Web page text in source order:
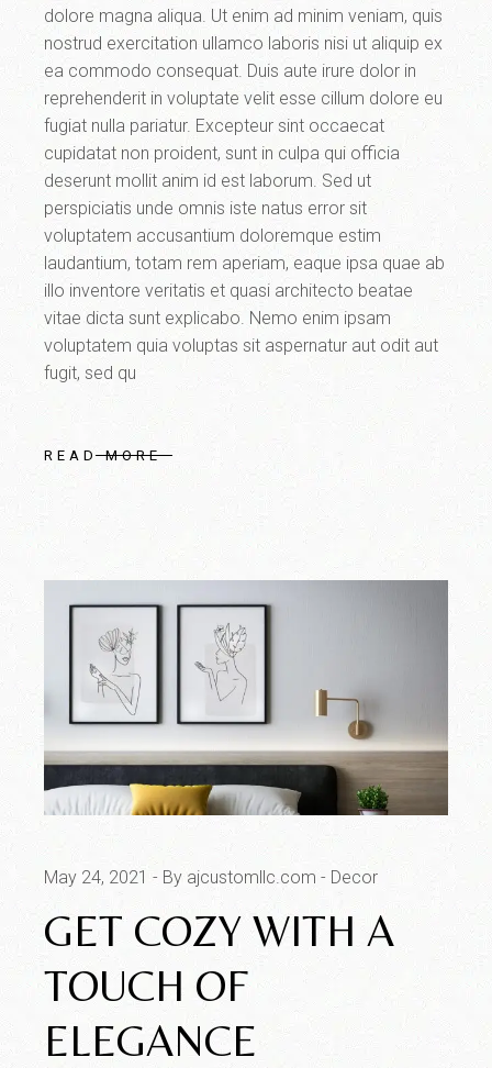
dolore magna aliqua. Ut enim ad minim veniam, quis
nostrud exercitation ullamco laboris nisi ut aliquip ex
ea commodo consequat. Duis aute irure dolor in
reprehenderit in voluptate velit esse cillum dolore eu
fugiat nulla pariatur. Excepteur sint occaecat
cupidatat non proident, sunt in culpa qui officia
deserunt mollit anim id est laborum. Sed ut
perspiciatis unde omnis iste natus error sit
voluptatem accusantium doloremque estim
laudantium, totam rem aperiam, eaque ipsa quae ab
illo inventore veritatis et quasi architecto beatae
vitae dicta sunt explicabo. Nemo enim ipsam
voluptatem quia voluptas sit aspernatur aut odit aut
fugit, sed qu
READ MORE
May 24, 2021 By ajcustomllc.com Decor
GET COZY WITH A
TOUCH OF
ELEGANCE